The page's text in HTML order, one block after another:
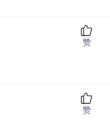
赞
赞